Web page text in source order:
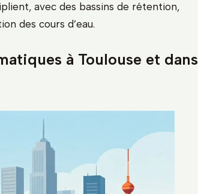
avec des bassins de rétention,
des cours d’eau.
à Toulouse et dans